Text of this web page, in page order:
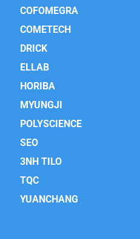
COFOMEGRA
COMETECH
DRICK
ELLAB
HORIBA
MYUNGJI
POLYSCIENCE
SEO
3NH TILO
TQC
YUANCHANG